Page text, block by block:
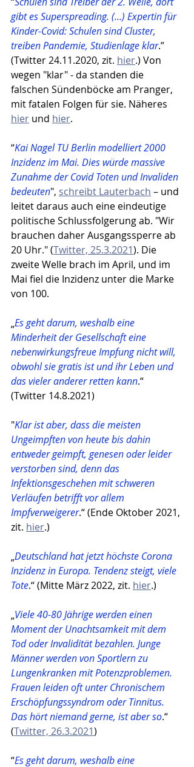
gibt es Superspreading. (…) Expertin für
Kinder-Covid: Schulen sind Cluster,
treiben Pandemie, Studienlage klar.”
(Twitter 24.11.2020, zit. hier.) Von
wegen "klar" - da standen die
falschen Sündenböcke am Pranger,
mit fatalen Folgen für sie. Näheres
hier und hier.
“Kai Nagel TU Berlin modelliert 2000
Inzidenz im Mai. Dies würde massive
Zunahme der Covid Toten und Invaliden
bedeuten", schreibt Lauterbach – und
leitet daraus auch eine eindeutige
politische Schlussfolgerung ab. "Wir
brauchen daher Ausgangssperre ab
20 Uhr." (Twitter, 25.3.2021). Die
zweite Welle brach im April, und im
Mai fiel die Inzidenz unter die Marke
von 100.
„Es geht darum, weshalb eine
Minderheit der Gesellschaft eine
nebenwirkungsfreue Impfung nicht will,
obwohl sie gratis ist und ihr Leben und
das vieler anderer retten kann.“
(Twitter 14.8.2021)
"Klar ist aber, dass die meisten
Ungeimpften von heute bis dahin
entweder geimpft, genesen oder leider
verstorben sind, denn das
Infektionsgeschehen mit schweren
Verläufen betrifft vor allem
Impfverweigerer.“ (Ende Oktober 2021,
zit. hier.)
„Deutschland hat jetzt höchste Corona
Inzidenz in Europa. Tendenz steigt, viele
Tote.“ (Mitte März 2022, zit. hier.)
„Viele 40-80 Jährige werden einen
Moment der Unachtsamkeit mit dem
Tod oder Invalidität bezahlen. Junge
Männer werden von Sportlern zu
Lungenkranken mit Potenzproblemen.
Frauen leiden oft unter Chronischem
Erschöpfungssyndrom oder Tinnitus.
Das hört niemand gerne, ist aber so.“
(Twitter, 26.3.2021)
“Es geht darum, weshalb eine